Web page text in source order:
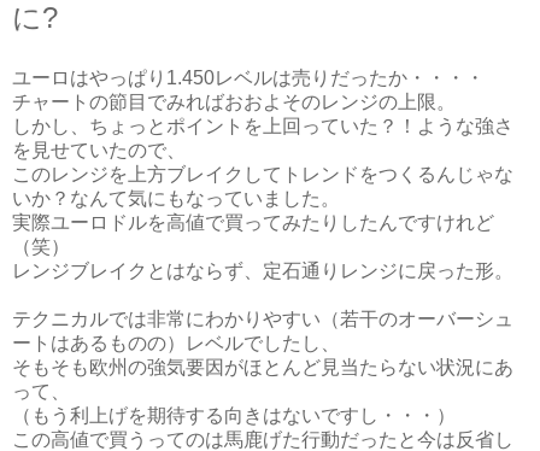
に?
ユーロはやっぱり1.450レベルは売りだったか・・・・
チャートの節目でみればおおよそのレンジの上限。
しかし、ちょっとポイントを上回っていた？！ような強さ
を見せていたので、
このレンジを上方ブレイクしてトレンドをつくるんじゃな
いか？なんて気にもなっていました。
実際ユーロドルを高値で買ってみたりしたんですけれど
（笑）
レンジブレイクとはならず、定石通りレンジに戻った形。
テクニカルでは非常にわかりやすい（若干のオーバーシュ
ートはあるものの）レベルでしたし、
そもそも欧州の強気要因がほとんど見当たらない状況にあ
って、
（もう利上げを期待する向きはないですし・・・）
この高値で買うってのは馬鹿げた行動だったと今は反省し